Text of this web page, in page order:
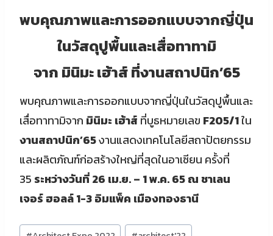
พบคุณภาพและการออกแบบจากญี่ปุ่น
ในวัสดุปูพื้นและเสื่อทาทามิ
จาก มินิมะ เฮ้าส์ ที่งานสถาปนิก’65
พบคุณภาพและการออกแบบจากญี่ปุ่นในวัสดุปูพื้นและ
เสื่อทาทามิจาก มินิมะ เฮ้าส์ ที่บูธหมายเลข F205/1ใน
งานสถาปนิก’65งานแสดงเทคโนโลยีสถาปัตยกรรม
และผลิตภัณฑ์ก่อสร้างใหญ่ที่สุดในอาเซียน ครั้งที่
35 ระหว่างวันที่ 26 เม.ย. – 1 พ.ค. 65 ณ ชาเลน
เจอร์ ฮอลล์ 1-3 อิมแพ็ค เมืองทองธานี
Post